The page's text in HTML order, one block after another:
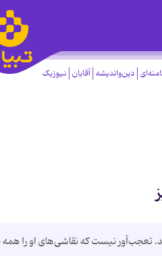
دین‌واندیشه آقایان نیوزیک
تعجب‌آور نیست که نقاشی‌های او را